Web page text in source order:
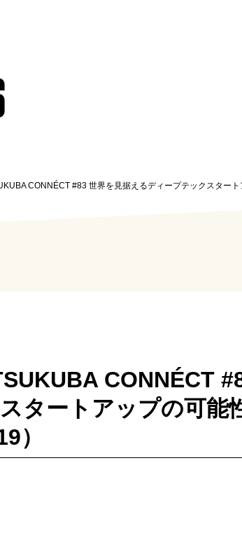
CONNÉCT #83 世界を見据えるディープテックスター
CONNÉCT
タートアップの可能
）